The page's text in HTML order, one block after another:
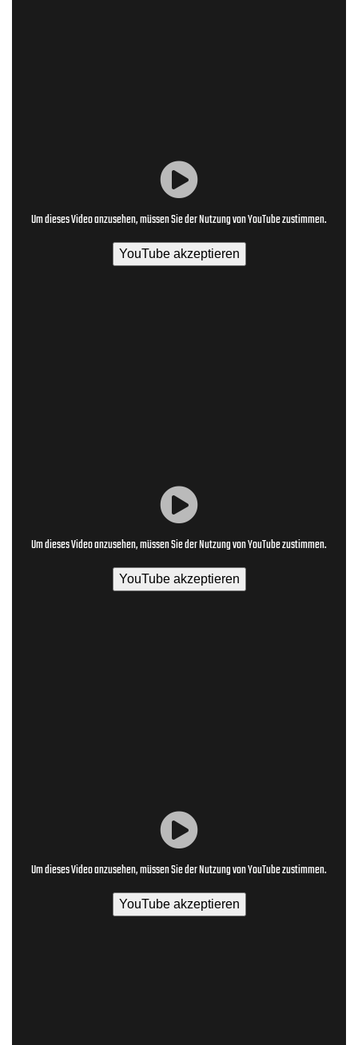
Um dieses Video anzusehen, müssen Sie der Nutzung von YouTube zustimmen.
YouTube akzeptieren
Um dieses Video anzusehen, müssen Sie der Nutzung von YouTube zustimmen.
YouTube akzeptieren
Um dieses Video anzusehen, müssen Sie der Nutzung von YouTube zustimmen.
YouTube akzeptieren